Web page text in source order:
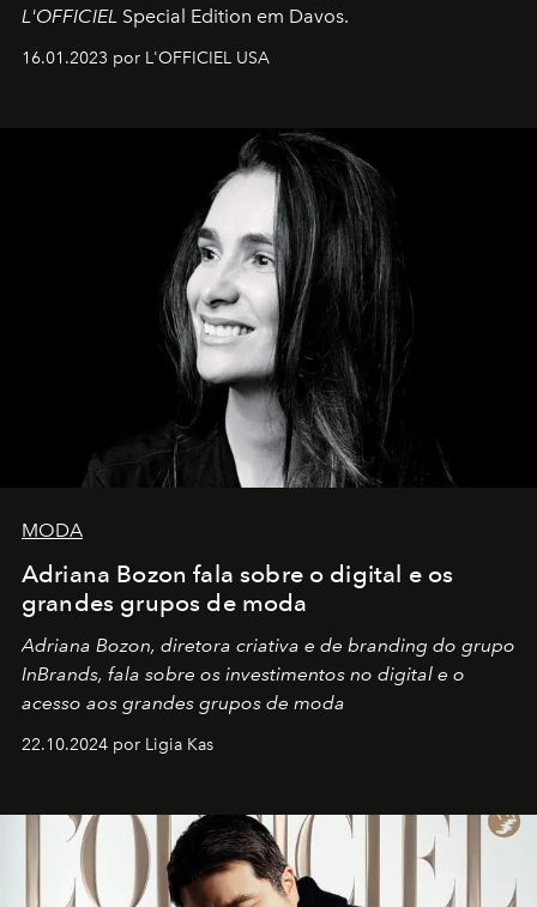
L'OFFICIEL Special Edition em Davos.
16.01.2023 por L'OFFICIEL USA
MODA
Adriana Bozon fala sobre o digital e os
grandes grupos de moda
Adriana Bozon, diretora criativa e de branding do grupo
InBrands, fala sobre os investimentos no digital e o
acesso aos grandes grupos de moda
22.10.2024 por Ligia Kas